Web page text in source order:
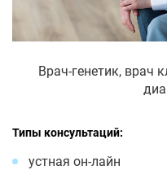
Врач-генетик, врач
Типы консультаций:
устная он-лайн